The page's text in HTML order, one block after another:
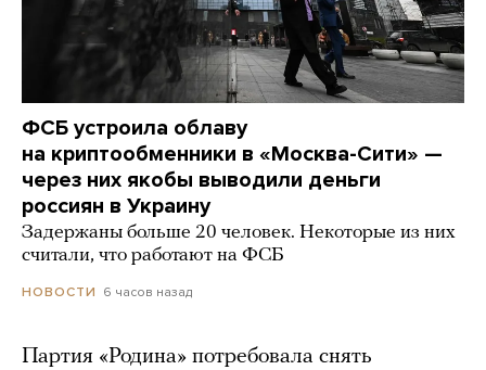
ФСБ устроила облаву
на криптообменники в «Москва-Сити» —
через них якобы выводили деньги
россиян в Украину
Задержаны больше 20 человек. Некоторые из них
считали, что работают на ФСБ
НОВОСТИ 6 часов назад
Партия «Родина» потребовала снять